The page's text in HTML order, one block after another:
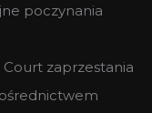
poczynania
zaprzestania